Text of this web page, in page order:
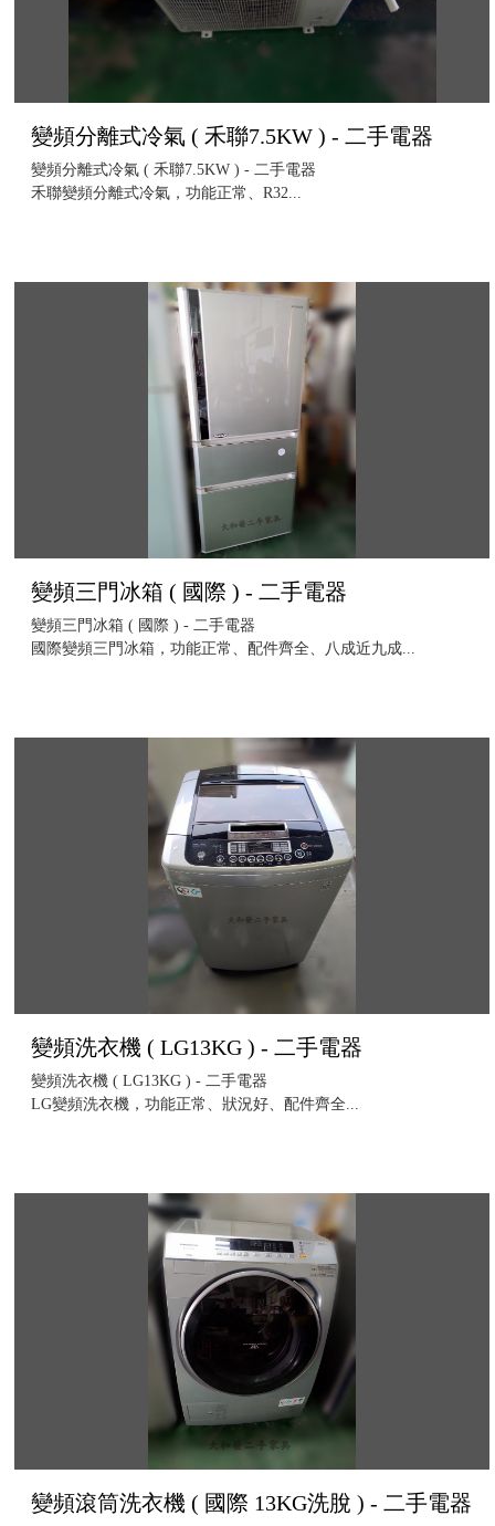
變頻分離式冷氣 ( 禾聯7.5KW ) - 二手電器
變頻分離式冷氣 ( 禾聯7.5KW ) - 二手電器
禾聯變頻分離式冷氣，功能正常、R32...
變頻三門冰箱 ( 國際 ) - 二手電器
變頻三門冰箱 ( 國際 ) - 二手電器
國際變頻三門冰箱，功能正常、配件齊全、八成近九成...
變頻洗衣機 ( LG13KG ) - 二手電器
變頻洗衣機 ( LG13KG ) - 二手電器
LG變頻洗衣機，功能正常、狀況好、配件齊全...
變頻滾筒洗衣機 ( 國際 13KG洗脫 ) - 二手電器